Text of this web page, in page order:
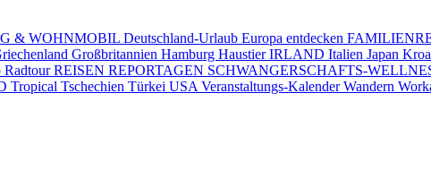
& WOHNMOBIL Deutschland-Urlaub Europa entdecken
Großbritannien Hamburg HaustierIRLAND Italien Japan
RadtourREISEN REPORTAGEN SCHWANGERSCHAFTS-
Tropical Tschechien Türkei USA Veranstaltungs-KalenderWandern